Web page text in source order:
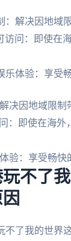
：解决因地域
访问：即使在
乐体验：享受
决因地域限制
：即使在海外
验：享受畅快
不了
不了我的世界